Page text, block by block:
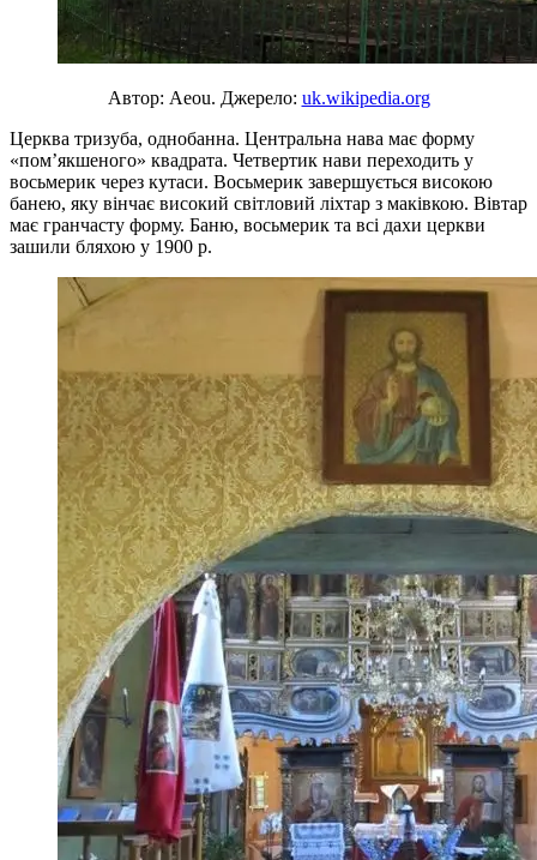
Автор: Aeou. Джерело: uk.wikipedia.org
Церква тризуба, однобанна. Центральна нава має форму
«пом’якшеного» квадрата. Четвертик нави переходить у
восьмерик через кутаси. Восьмерик завершується високою
банею, яку вінчає високий світловий ліхтар з маківкою. Вівтар
має гранчасту форму. Баню, восьмерик та всі дахи церкви
зашили бляхою у 1900 р.